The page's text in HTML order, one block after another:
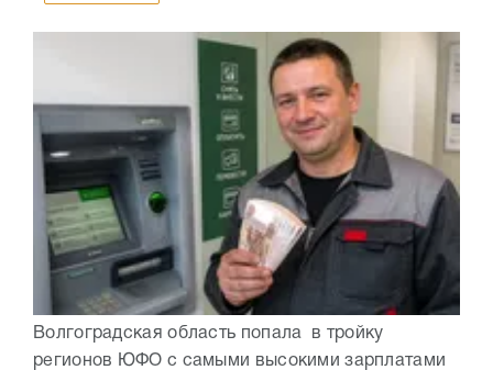
Волгоградская область попала в тройку
регионов ЮФО с самыми высокими зарплатами